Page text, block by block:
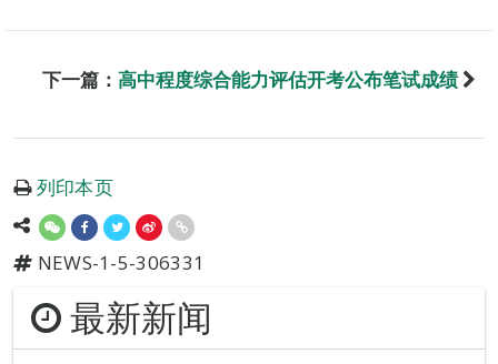
下一篇： 高中程度综合能力评估开考公布笔试成绩
列印本页
NEWS-1-5-306331
最新新闻